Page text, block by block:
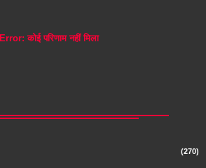
Error: कोई परिणाम नहीं मिला
(270)